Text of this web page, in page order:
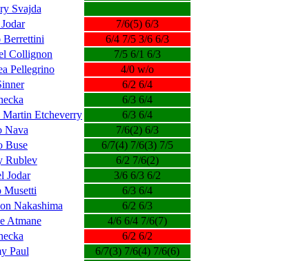
Svajda
7/6(5) 6/3
Berrettini
6/4 7/5 3/6 6/3
Collignon
7/5 6/1 6/3
Pellegrino
4/0 w/o
6/2 6/4
6/3 6/4
Martin Etcheverry
6/3 6/4
Nava
7/6(2) 6/3
Buse
6/7(4) 7/6(3) 7/5
Rublev
6/2 7/6(2)
Jodar
3/6 6/3 6/2
Musetti
6/3 6/4
Nakashima
6/2 6/3
Atmane
4/6 6/4 7/6(7)
6/2 6/2
Paul
6/7(3) 7/6(4) 7/6(6)